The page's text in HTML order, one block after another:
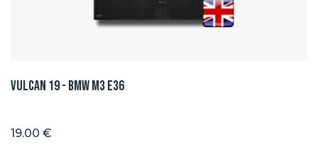
Vulcan 19 - BMW M3 E36
19.00 €